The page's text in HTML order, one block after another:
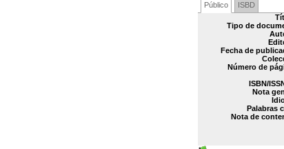
Público
ISBD
Tipo de
Fecha de
Número de
ISBN/
Nota
Palabras
Nota de